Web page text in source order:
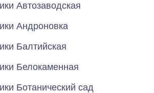
Автозаводская
Андроновка
Балтийская
Белокаменная
Ботанический сад